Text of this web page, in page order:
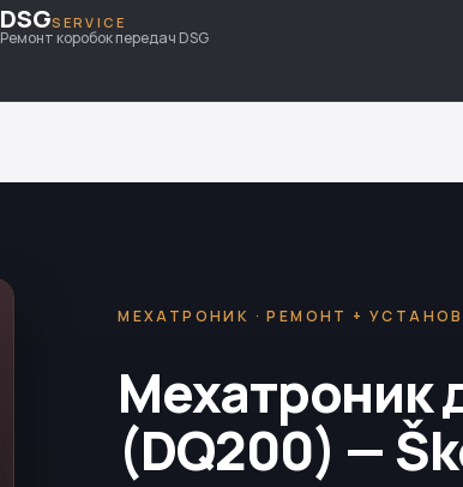
DSGSERVICE
Ремонт коробок передач DSG
МЕХАТРОНИК · РЕМОНТ +
Мехатроник
(DQ200) —